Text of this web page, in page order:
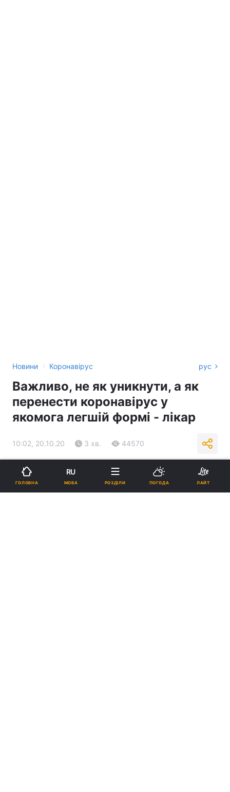
Новини › Коронавірус рус
Важливо, не як уникнути, а як
перенести коронавірус у
якомога легшій формі - лікар
10:02, 20.10.20 3 хв. 44570
Підпишіться на нас в Google
ГОЛОВНА
RU
МОВА РОЗДІЛИ ПОГОДА ЛАЙТ